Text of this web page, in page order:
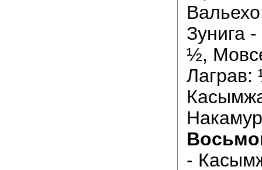
Зунига
½,
-